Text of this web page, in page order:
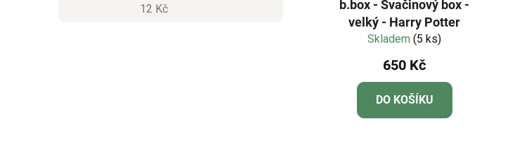
12 Kč
b.box - Svačinový box -
velký - Harry Potter
Skladem(5 ks)
650 Kč
DO KOŠÍKU